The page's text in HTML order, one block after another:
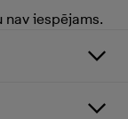
iespējams.